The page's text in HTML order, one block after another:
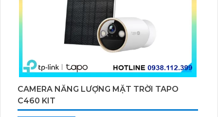
CAMERA NĂNG LƯỢNG MẶT TRỜI TAPO
C460 KIT